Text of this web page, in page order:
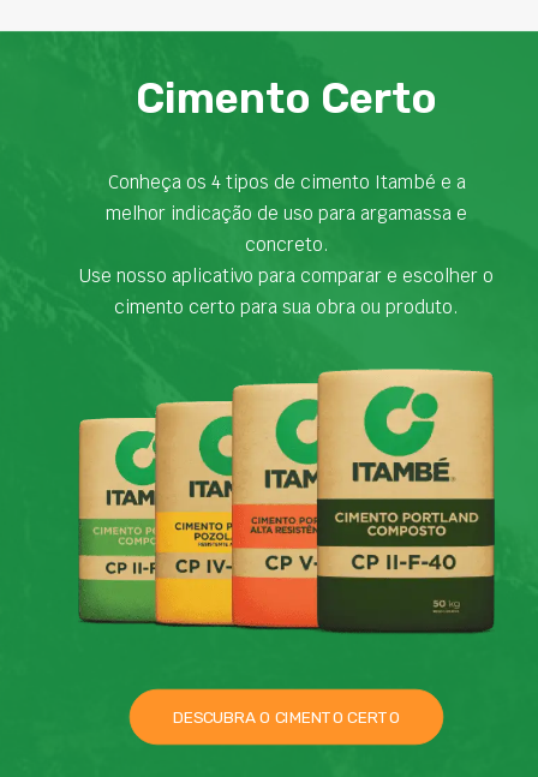
Cimento Certo
Conheça os 4 tipos de cimento Itambé e a
melhor indicação de uso para argamassa e
concreto.
Use nosso aplicativo para comparar e escolher o
cimento certo para sua obra ou produto.
DESCUBRA O CIMENTO CERTO